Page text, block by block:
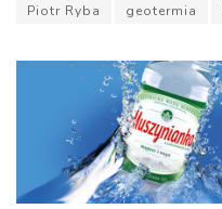
Piotr Ryba
geotermia